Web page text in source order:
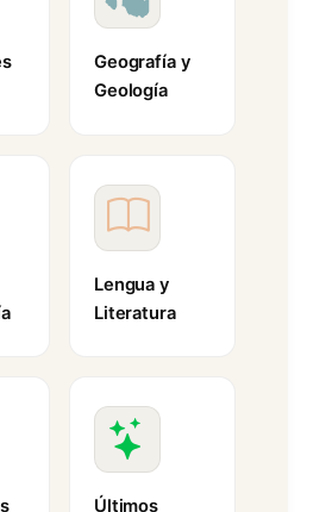
Geografía y
Geología
Lengua y
Literatura
Últimos